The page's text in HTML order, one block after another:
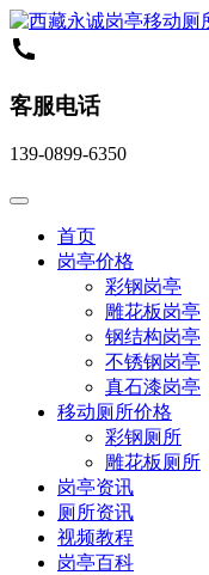
客服电话
139-0899-6350
首页
岗亭价格
彩钢岗亭
雕花板岗亭
钢结构岗亭
不锈钢岗亭
真石漆岗亭
移动厕所价格
彩钢厕所
雕花板厕所
岗亭资讯
厕所资讯
视频教程
岗亭百科